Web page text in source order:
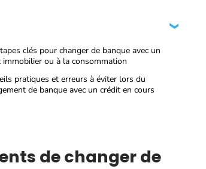
clés pour changer de banque avec un
immobilier ou à la consommation
pratiques et erreurs à éviter lors du
de banque avec un crédit en cours
de changer de